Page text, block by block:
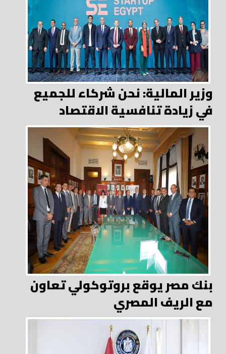
وزير المالية: نحن شركاء للجميع
في زيادة تنافسية الاقتصاد
بنك مصر يوقع بروتوكولي تعاون
مع الريف المصري